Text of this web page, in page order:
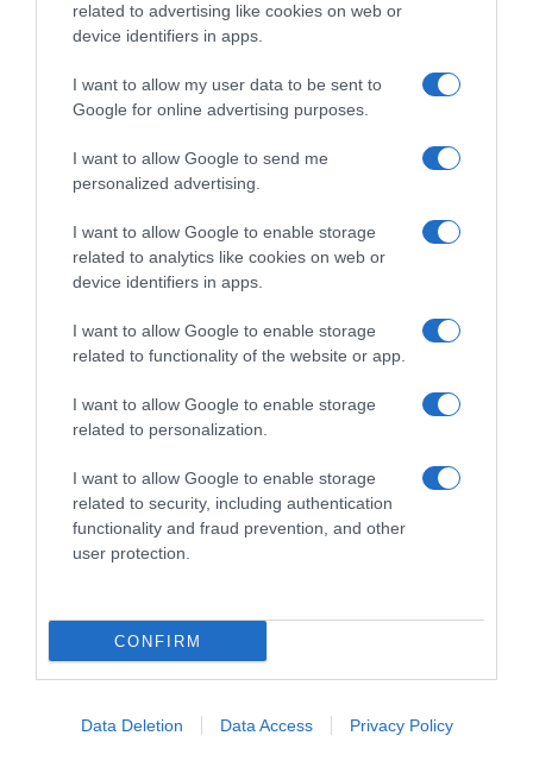
related to advertising like cookies on web or
device identifiers in apps.
I want to allow my user data to be sent to
Google for online advertising purposes.
I want to allow Google to send me
personalized advertising.
I want to allow Google to enable storage
related to analytics like cookies on web or
device identifiers in apps.
I want to allow Google to enable storage
related to functionality of the website or app.
I want to allow Google to enable storage
related to personalization.
I want to allow Google to enable storage
related to security, including authentication
functionality and fraud prevention, and other
user protection.
CONFIRM
Data Deletion Data Access Privacy Policy
ΔΙΕΘΝΗ
Αυστραλία: Αποδοκιμασίες κατά του
πρωθυπουργού στις εκδηλώσεις μνήμης για
τα θύματα της επίθεσης στην παραλία
Μια εβδομάδα μετά το μακελειό
21.12.2025 - 16:54